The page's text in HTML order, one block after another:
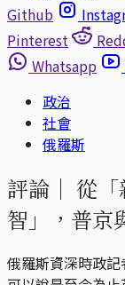
Github
Pinterest
Whatsapp
政治
社會
俄羅斯
評論｜ 從
智」，普京
俄羅斯資深時政記